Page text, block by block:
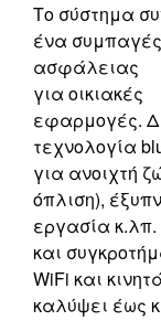
Το σύστημα
ένα
ασφάλειας
για οικιακές
εφαρμογές.
τεχνολογία
για ανοιχτή
όπλιση),
εργασία κ.λπ.
και
WiFi και
καλύψει έως